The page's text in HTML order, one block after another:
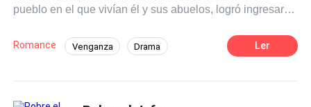
pueblo en el que vivían él y sus abuelos, logró ingresar a
preparado para vivir una vida en la jungla humana.
Abusado y excluido del resto por su gran pobreza, busca
así convirtiéndose en un derrochador de primera.
Romance Venganza Drama Ler